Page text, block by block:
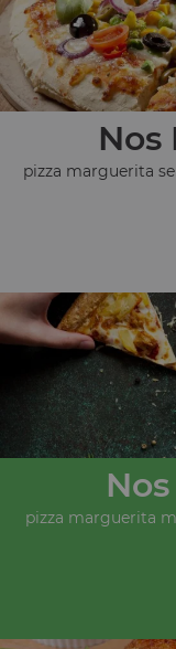
Nos
pizza marguerita
pizza marguerita